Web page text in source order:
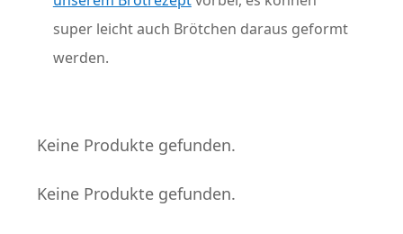
super leicht auch Brötchen daraus geformt
werden.
Keine Produkte gefunden.
Keine Produkte gefunden.